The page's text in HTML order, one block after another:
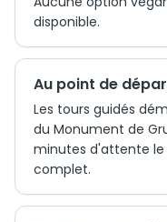
disponible.
Au point de
Les tours guidés
du Monument de
minutes d'attente le
complet.